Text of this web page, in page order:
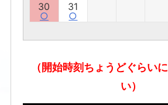
30
○
31
○
（開始時刻ちょうどぐらい
い）